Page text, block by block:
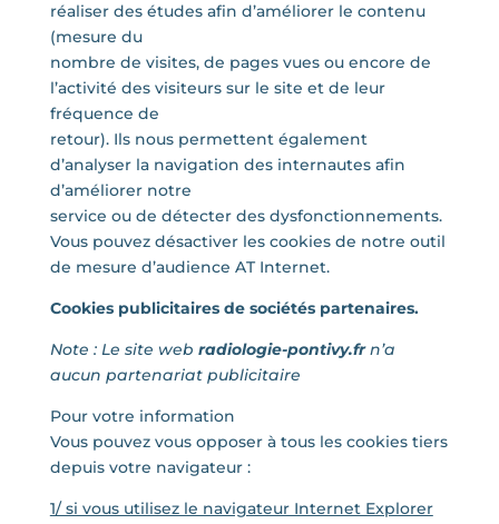
réaliser des études afin d’améliorer le contenu
(mesure du
nombre de visites, de pages vues ou encore de
l’activité des visiteurs sur le site et de leur
fréquence de
retour). Ils nous permettent également
d’analyser la navigation des internautes afin
d’améliorer notre
service ou de détecter des dysfonctionnements.
Vous pouvez désactiver les cookies de notre outil
de mesure d’audience AT Internet.
Cookies publicitaires de sociétés partenaires.
Note : Le site web radiologie-pontivy.frn’a
aucun partenariat publicitaire
Pour votre information
Vous pouvez vous opposer à tous les cookies tiers
depuis votre navigateur :
1/ si vous utilisez le navigateur Internet Explorer